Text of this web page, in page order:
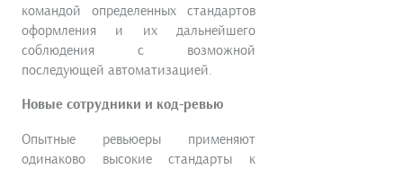
командой определенных стандартов
оформления и их дальнейшего
соблюдения с возможной
последующей автоматизацией.
Новые сотрудники и код-ревью
Опытные ревьюеры применяют
одинаково высокие стандарты к